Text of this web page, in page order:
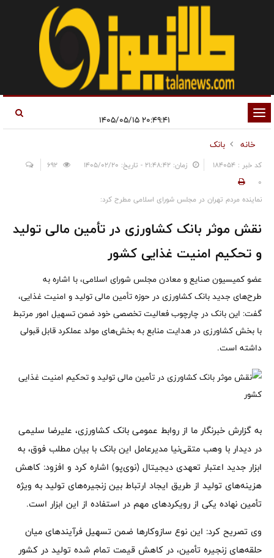
تغییر
وضعیت
ناوبری
خانه
بانک
کد خبر : 184054 زمان: ۲۱:۴۸:۴۲ - تاریخ: ۱۴۰۵/۰۲/۲۰
0
نماینده مردم تهران در مجلس شورای اسلامی مطرح کرد:
نقش موثر بانک کشاورزی در تأمین مالی تولید
و تحکیم امنیت غذایی کشور
عضو کمیسیون صنایع و معادن مجلس شورای اسلامی، با اشاره به
طرح‌های جدید بانک کشاورزی در حوزه تأمین مالی تولید و امنیت غذایی،
گفت: این بانک در چارچوب فعالیت تخصصی خود ضمن تسهیل امور مرتبط
با بخش کشاورزی در هدایت منابع به بخش‌های مولد عملکرد قابل قبولی
داشته است.
به گزارش خبرنگار ما از روابط عمومی بانک کشاورزی، علیرضا سلیمی
در دیدار با وهب متقی‌نیا مدیرعامل این بانک با بیان مطلب فوق، به
ابزار جدید اعتبار تعهدی دیجیتال (نوی‌پو) اشاره کرد و افزود: کاهش
هزینه‌های تولید از طریق ایجاد ارتباط بین زنجیره‌های تولید به ویژه
تأمین نهاده یکی از رویکردهای مهم در استفاده از این ابزار است.
وی تصریح کرد: این نوع سازوکارها ضمن تسهیل فرآیندهای میان
حلقه‌های زنجیره تأمین، در کاهش قیمت تمام شده تولید در کشور